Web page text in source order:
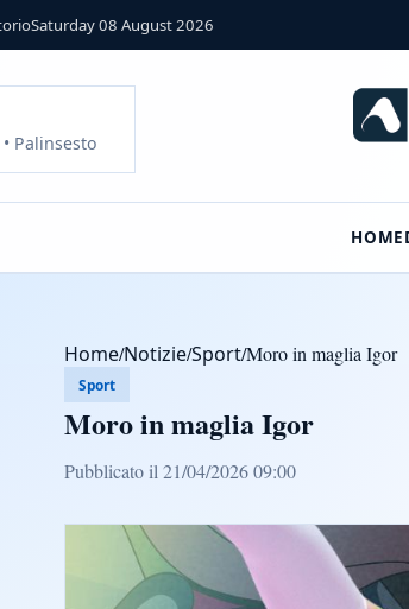
Saturday 08 August 2026
Palinsesto
HOME
Home/Notizie/Sport/Moro in maglia Igor
Sport
Moro in maglia Igor
Pubblicato il 21/04/2026 09:00